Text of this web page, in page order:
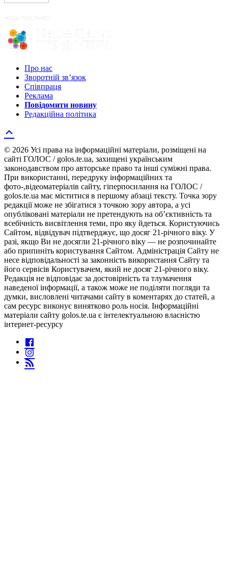
Про нас
Зворотній зв’язок
Співпраця
Реклама
Повідомити новину
Редакційна політика
© 2026 Усі права на інформаційні матеріали, розміщені на
сайті ГОЛОС / golos.te.ua, захищені українським
законодавством про авторське право та інші суміжні права.
При використанні, передруку інформаційних та
фото-,відеоматеріалів сайту, гіперпосилання на ГОЛОС /
golos.te.ua має міститися в першому абзаці тексту. Точка зору
редакції може не збігатися з точкою зору автора, а усі
опубліковані матеріали не претендують на об’єктивність та
всебічність висвітлення теми, про яку йдеться. Користуючись
Сайтом, відвідувач підтверджує, що досяг 21-річного віку. У
разі, якщо Ви не досягли 21-річного віку — не розпочинайте
або припиніть користування Сайтом. Адміністрація Сайту не
несе відповідальності за законність використання Сайту та
його сервісів Користувачем, який не досяг 21-річного віку.
Редакція не відповідає за достовірність та тлумачення
наведеної інформації, а також може не поділяти погляди та
думки, висловлені читачами сайту в коментарях до статей, а
сам ресурс виконує винятково роль носія. Інформаційні
матеріали сайту golos.te.ua є інтелектуальною власністю
інтернет-ресурсу